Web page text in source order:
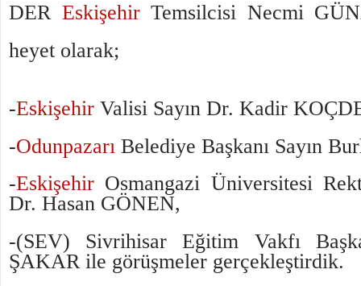
DER EskişehirTemsilcisi Necmi
heyet olarak;
­-Eskişehir Valisi Sayın Dr. Kadir
-Odunpazarı Belediye Başkanı Sayın
-Eskişehir Osmangazi Üniversitesi
Dr. Hasan GÖNEN,
-(SEV) Sivrihisar Eğitim Vakfı
ŞAKAR ile görüşmeler gerçekleştirdik.